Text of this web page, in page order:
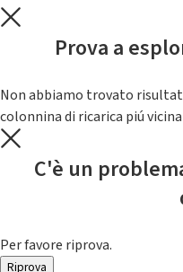
Prova a
Non abbiamo trovato
colonnina di ricarica piú
C'è un
Per favore riprova.
Riprova